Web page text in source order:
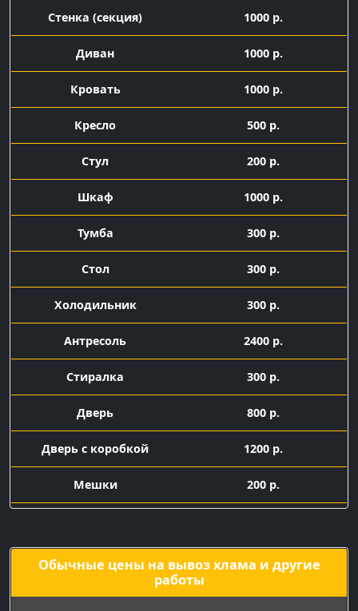
Cтенка (секция) 1000 р.
Диван 1000 р.
Кровать 1000 р.
Кресло 500 р.
Стул 200 р.
Шкаф 1000 р.
Тумба 300 р.
Стол 300 р.
Холодильник 300 р.
Антресоль 2400 р.
Стиралка 300 р.
Дверь 800 р.
Дверь с коробкой 1200 р.
Мешки
200 р.
Обычные цены на вывоз хлама и другие
работы